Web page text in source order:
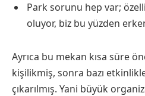
Park sorunu hep var;
oluyor, biz bu yüzden
Ayrıca bu mekan kısa süre
kişilikmiş, sonra bazı
çıkarılmış. Yani büyük